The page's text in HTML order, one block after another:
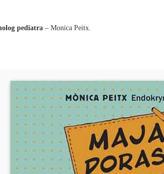
pediatra – Monica Peitx.